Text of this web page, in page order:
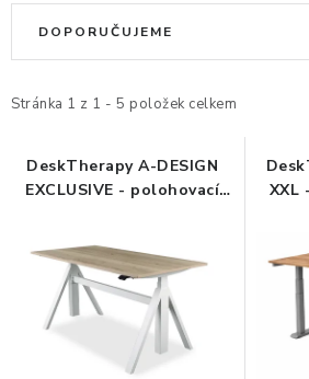
DRŽÁKY A ZÁVĚSY PC
STOJANY NA DOKUMENTY
KANCELÁŘSKÉ POTŘEBY
ZÁSUVKOVÉ BOXY
i
Stránka 1 z 1 - 5 položek celkem
e
p
DOPORUČUJEME
DeskTherapy A-DESIGN
EXCLUSIVE - polohovací
XXL